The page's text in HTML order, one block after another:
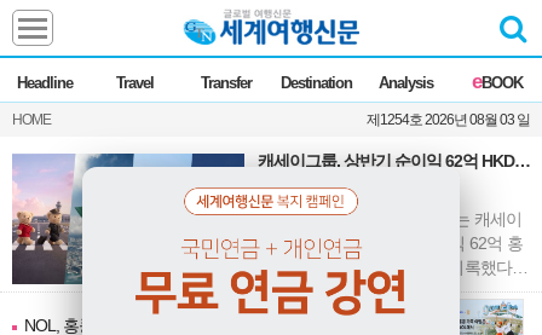
Headline Travel Transfer Destination Analysis eBOOK
HOME 제1254호 2026년 08월 03 일
Headline
전체 News
Commentary
Focus Marketing
ZoomIn
Travel
Transfer
캐세이그룹, 상반기 순이익 62억 HKD…
전년比 67.6%↑
캐세이퍼시픽항공을 운영하는 캐세이
그룹이 2026년 상반기 순이익 62억 홍
콩달러(약 1조1718억원)를 기록했다고
밝혔다. 이는 전년 동기(37억 홍콩달
러) 대비 67.6% 증가한 수치다. 이
NOL, 홍콩관광청과 "홍콩 2+1 패밀리 프로모션" 실시